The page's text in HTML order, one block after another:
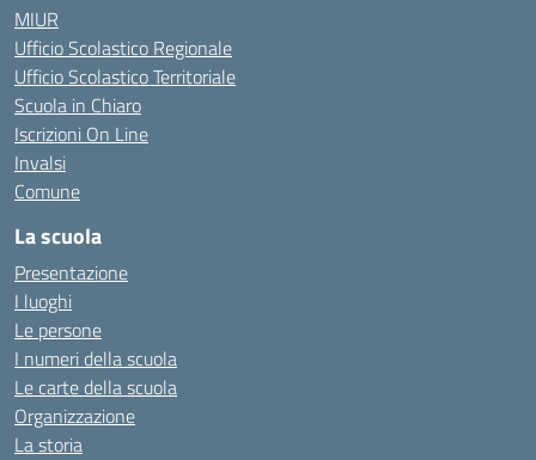
MIUR
Ufficio Scolastico Regionale
Ufficio Scolastico Territoriale
Scuola in Chiaro
Iscrizioni On Line
Invalsi
Comune
La scuola
Presentazione
I luoghi
Le persone
I numeri della scuola
Le carte della scuola
Organizzazione
La storia